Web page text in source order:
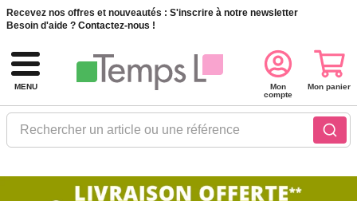
Recevez nos offres et nouveautés : S'inscrire à notre newsletter
Besoin d'aide ? Contactez-nous !
MENU
Rechercher un article ou une référence
Mon
compte
Mon panier